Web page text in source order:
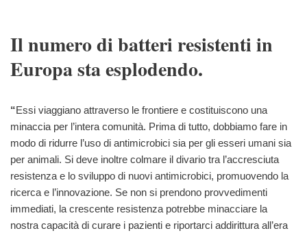
Il numero di batteri resistenti in
Europa sta esplodendo.
“Essi viaggiano attraverso le frontiere e costituiscono una
minaccia per l’intera comunità. Prima di tutto, dobbiamo fare in
modo di ridurre l’uso di antimicrobici sia per gli esseri umani sia
per animali. Si deve inoltre colmare il divario tra l’accresciuta
resistenza e lo sviluppo di nuovi antimicrobici, promuovendo la
ricerca e l’innovazione. Se non si prendono provvedimenti
immediati, la crescente resistenza potrebbe minacciare la
nostra capacità di curare i pazienti e riportarci addirittura all’era